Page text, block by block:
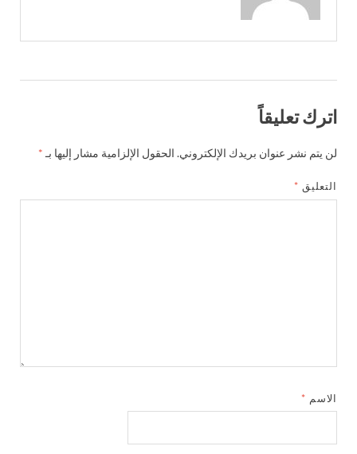
اترك تعليقاً
لن يتم نشر عنوان بريدك الإلكتروني. الحقول الإلزامية مشار إليها بـ *
التعليق *
الاسم *